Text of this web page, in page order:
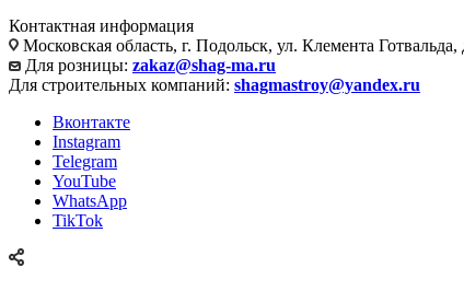
Контактная информация
Московская область, г. Подольск, ул. Клемента
Для розницы: zakaz@shag-ma.ru
Для строительных компаний: shagmastroy@yandex.ru
Вконтакте
Instagram
Telegram
YouTube
WhatsApp
TikTok